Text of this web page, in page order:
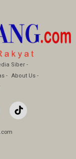
Siber
About Us